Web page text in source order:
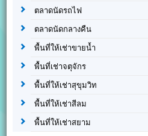
ตลาดนัดรถไฟ
ตลาดนัดกลางคืน
พื้นที่ให้เช่าขายน้ำ
พื้นที่เช่าจตุจักร
พื้นที่ให้เช่าสุขุมวิท
พื้นที่ให้เช่าสีลม
พื้นที่ให้เช่าสยาม